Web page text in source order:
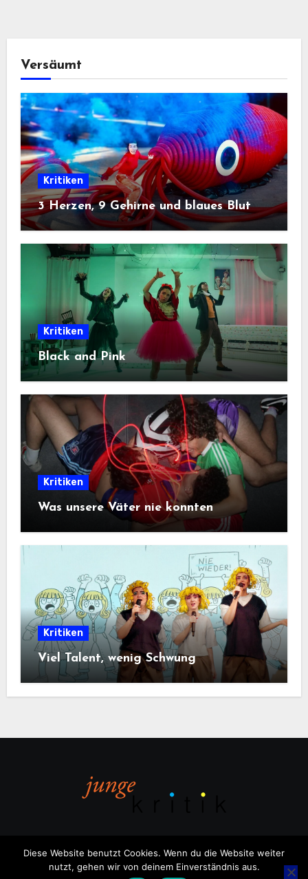
Versäumt
Kritiken
3 Herzen, 9 Gehirne und blaues Blut
Kritiken
Black and Pink
Kritiken
Was unsere Väter nie konnten
Kritiken
Viel Talent, wenig Schwung
Copyright © All rights reserved |Blogusvon
Diese Website benutzt Cookies. Wenn du die Website weiter
nutzt, gehen wir von deinem Einverständnis aus.